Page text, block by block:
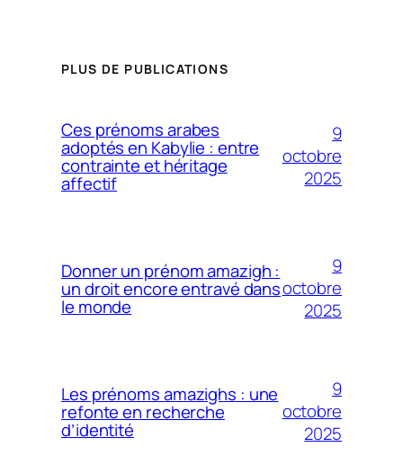
PLUS DE PUBLICATIONS
Ces prénoms arabes
adoptés en Kabylie : entre
contrainte et héritage
affectif
9
octobre
2025
Donner un prénom amazigh :
un droit encore entravé dans
le monde
9
octobre
2025
Les prénoms amazighs : une
refonte en recherche
d’identité
9
octobre
2025